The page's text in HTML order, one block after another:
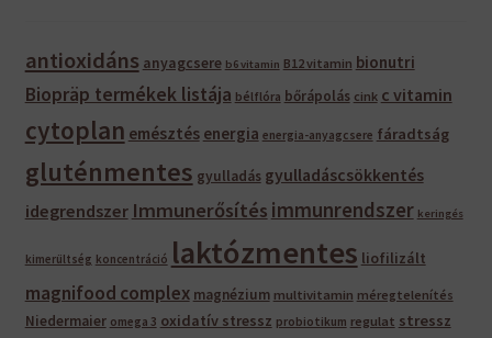
antioxidáns anyagcsere b6 vitamin B12 vitamin bionutri
Biopräp termékek listája bélflóra bőrápolás cink c vitamin
cytoplan emésztés energia energia-anyagcsere fáradtság
gluténmentes gyulladás gyulladáscsökkentés
idegrendszer Immunerősítés immunrendszer keringés
kimerültség koncentráció laktózmentes liofilizált
magnifood complex magnézium multivitamin méregtelenítés
Niedermaier omega 3 oxidatív stressz probiotikum regulat stressz